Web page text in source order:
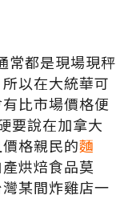
常都是現場現秤
以在大統華可
比市場價格便
要說在加拿大
格親民的麵
烘焙食品莫
某間炸雞店一